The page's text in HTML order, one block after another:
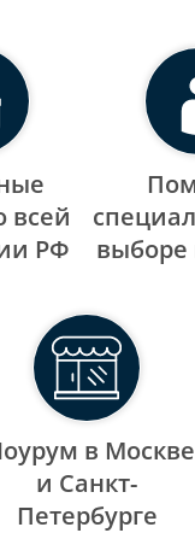
всей
РФ
выборе
в Москве
и Санкт-
Петербурге